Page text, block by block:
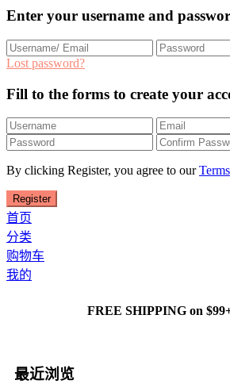
Enter your username and
Lost password?
Fill to the forms to create your
By clicking Register, you agree to ourTerms
首页
分类
购物车
我的
FREE SHIPPING on $99+
最近浏览